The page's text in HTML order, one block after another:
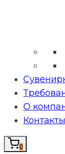
О
Контакты
0